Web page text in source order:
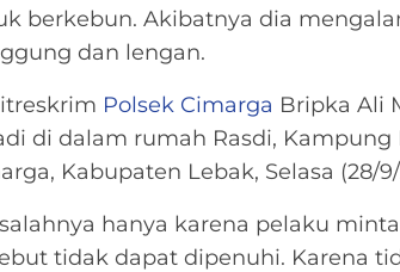
berkebun. Akibatnya dia
dan lengan.
Polsek Cimarga Bripka Ali
di dalam rumah Rasdi,
Kabupaten Lebak, Selasa (28/
hanya karena pelaku
tidak dapat dipenuhi. Karena